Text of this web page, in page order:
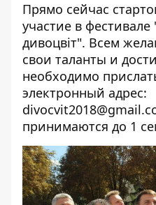
Прямо сейчас
участие в фестивале
дивоцвіт". Всем
свои таланты и
необходимо
электронный адрес:
принимаются до 1